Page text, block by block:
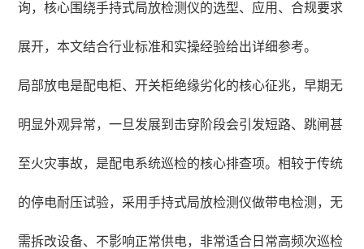
询，核心围绕手持式局放检测仪的选型、应用、合规要求
展开，本文结合行业标准和实操经验给出详细参考。
局部放电是配电柜、开关柜绝缘劣化的核心征兆，早期无
明显外观异常，一旦发展到击穿阶段会引发短路、跳闸甚
至火灾事故，是配电系统巡检的核心排查项。相较于传统
的停电耐压试验，采用手持式局放检测仪做带电检测，无
需拆改设备、不影响正常供电，非常适合日常高频次巡检